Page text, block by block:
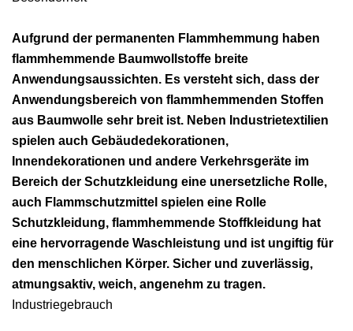
Aufgrund der permanenten Flammhemmung haben
flammhemmende Baumwollstoffe breite
Anwendungsaussichten. Es versteht sich, dass der
Anwendungsbereich von flammhemmenden Stoffen
aus Baumwolle sehr breit ist. Neben Industrietextilien
spielen auch Gebäudedekorationen,
Innendekorationen und andere Verkehrsgeräte im
Bereich der Schutzkleidung eine unersetzliche Rolle,
auch Flammschutzmittel spielen eine Rolle
Schutzkleidung, flammhemmende Stoffkleidung hat
eine hervorragende Waschleistung und ist ungiftig für
den menschlichen Körper. Sicher und zuverlässig,
atmungsaktiv, weich, angenehm zu tragen.
Industriegebrauch